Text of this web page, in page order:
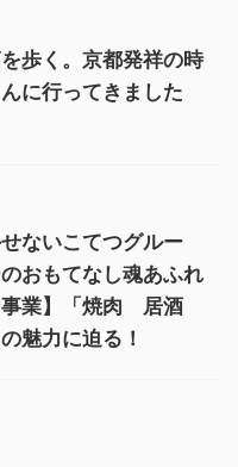
歩く。京都発祥の時
に行ってきました
ないこてつグルー
おもてなし魂あふれ
事業】「焼肉 居酒
魅力に迫る！